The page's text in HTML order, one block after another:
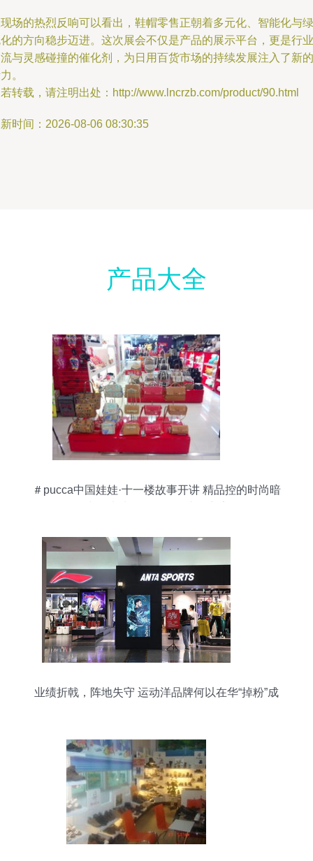
场的热烈反响可以看出，鞋帽零售正朝着多元化、智能化与绿
的方向稳步迈进。这次展会不仅是产品的展示平台，更是行业
与灵感碰撞的催化剂，为日用百货市场的持续发展注入了新的
。
转载，请注明出处：http://www.lncrzb.com/product/90.html
时间：2026-08-06 08:30:35
产品大全
＃pucca中国娃娃·十一楼故事开讲 精品控的时尚暗
业绩折戟，阵地失守 运动洋品牌何以在华“掉粉”成